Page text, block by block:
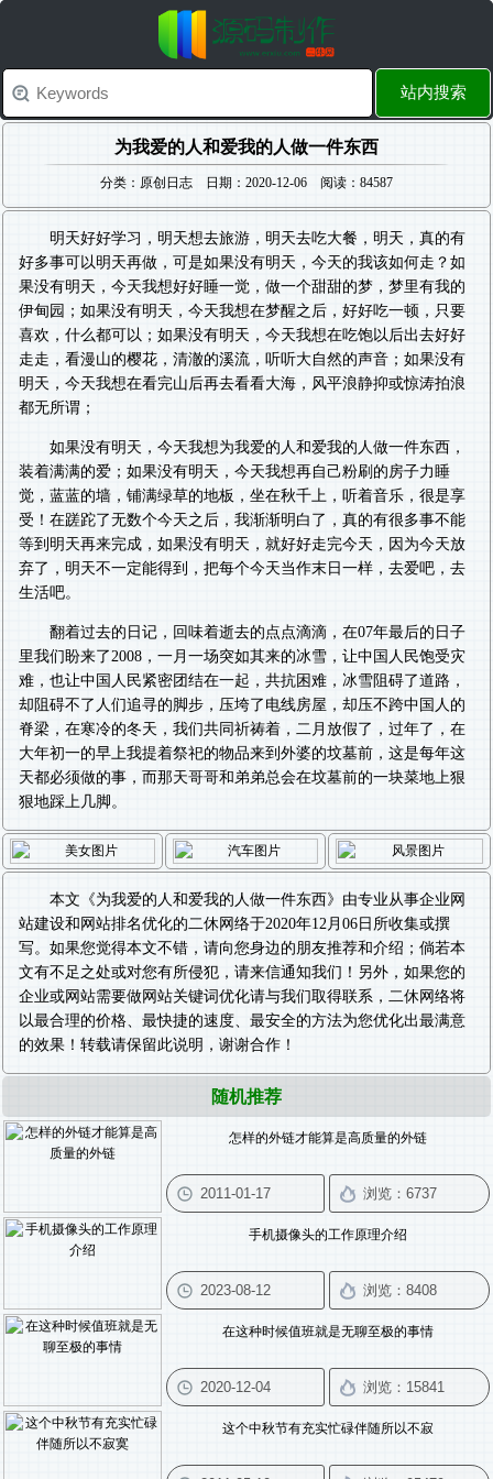
站内搜索
为我爱的人和爱我的人做一件东西
分类：原创日志 日期：2020-12-06 阅读：84587
明天好好学习，明天想去旅游，明天去吃大餐，明天，真的有
好多事可以明天再做，可是如果没有明天，今天的我该如何走？如
果没有明天，今天我想好好睡一觉，做一个甜甜的梦，梦里有我的
伊甸园；如果没有明天，今天我想在梦醒之后，好好吃一顿，只要
喜欢，什么都可以；如果没有明天，今天我想在吃饱以后出去好好
走走，看漫山的樱花，清澈的溪流，听听大自然的声音；如果没有
明天，今天我想在看完山后再去看看大海，风平浪静抑或惊涛拍浪
都无所谓；
如果没有明天，今天我想为我爱的人和爱我的人做一件东西，
装着满满的爱；如果没有明天，今天我想再自己粉刷的房子力睡
觉，蓝蓝的墙，铺满绿草的地板，坐在秋千上，听着音乐，很是享
受！在蹉跎了无数个今天之后，我渐渐明白了，真的有很多事不能
等到明天再来完成，如果没有明天，就好好走完今天，因为今天放
弃了，明天不一定能得到，把每个今天当作末日一样，去爱吧，去
生活吧。
翻着过去的日记，回味着逝去的点点滴滴，在07年最后的日子
里我们盼来了2008，一月一场突如其来的冰雪，让中国人民饱受灾
难，也让中国人民紧密团结在一起，共抗困难，冰雪阻碍了道路，
却阻碍不了人们追寻的脚步，压垮了电线房屋，却压不跨中国人的
脊梁，在寒冷的冬天，我们共同祈祷着，二月放假了，过年了，在
大年初一的早上我提着祭祀的物品来到外婆的坟墓前，这是每年这
天都必须做的事，而那天哥哥和弟弟总会在坟墓前的一块菜地上狠
狠地踩上几脚。
本文《为我爱的人和爱我的人做一件东西》由专业从事企业网
站建设和 网站排名优化的二休网络于2020年12月06日所收集或撰
写。如果您觉得本文不错，请向您身边的朋友推荐和介绍；倘若本
文有不足之处或对您有所侵犯，请来信通知我们！另外，如果您的
企业或网站需要做网站关键词优化请与我们取得联系，二休网络将
以最合理的价格、最快捷的速度、最安全的方法为您优化出最满意
的效果！转载请保留此说明，谢谢合作！
随机推荐
怎样的外链才能算是高质量的外链
手机摄像头的工作原理介绍
在这种时候值班就是无聊至极的事情
这个中秋节有充实忙碌伴随所以不寂